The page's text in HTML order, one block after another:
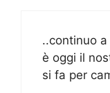
..continuo
è oggi il
si fa per